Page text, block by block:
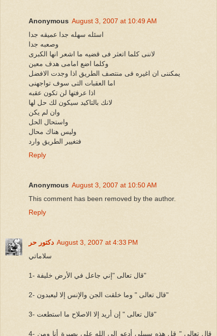
Anonymous August 3, 2007 at 10:49 AM
اسئله سهله جدا عميقه جدا
وصعبه جدا
لاننى كلما اتعثر فى قضيه ما اشعر انها الكبرى
وكلما اضع امامى هدف معين
يمكننى ان اغيره فى منتصف الطريق اذا وجدت الافضل
اما العقبات التى سوف تواجهنى
اذا عرفتها لن تكون عقبه
لانك بالتاكيد سيكون لك حل لها
وان لم يكن
واستحال الحل
وليس هناك محال
فتغيير الطريق وارد
Reply
Anonymous August 3, 2007 at 10:50 AM
This comment has been removed by the author.
Reply
دكتور حر August 3, 2007 at 4:33 PM
سلاماتي
1- قال تعالى "إني جاعل في الأرض خليفة"
2- قال تعالى " وما خلقت الجن والإنس إلا ليعبدون"
3- قال تعالى " إن أريد إلا الاصلاح ما استطعت"
4- قال تعالى " قل هذه سبيلي أدعو إلى الله على بصيرة أنا ومن